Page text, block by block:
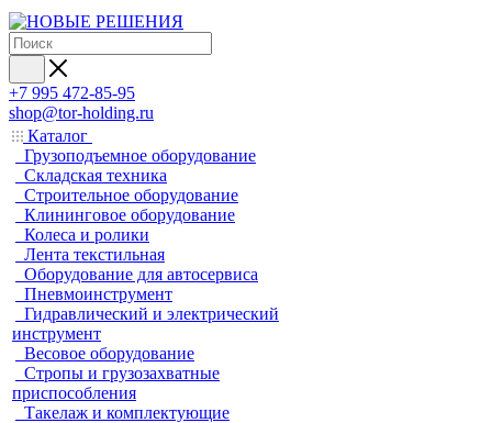
+7 995 472-85-95
shop@tor-holding.ru
Каталог
Грузоподъемное оборудование
Складская техника
Строительное оборудование
Клининговое оборудование
Колеса и ролики
Лента текстильная
Оборудование для автосервиса
Пневмоинструмент
Гидравлический и электрический
инструмент
Весовое оборудование
Стропы и грузозахватные
приспособления
Такелаж и комплектующие